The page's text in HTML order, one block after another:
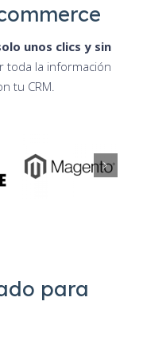
unos clics y sin
toda la información
tu CRM.
para